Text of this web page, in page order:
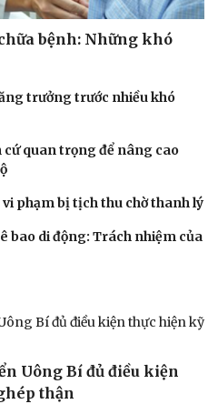
Giải trí
Sao Việt
bệnh: Những khó
trưởng trước nhiều khó
cứ quan trọng để nâng cao
phạm bị tịch thu chờ thanh lý
bao di động: Trách nhiệm của
Uông Bí đủ điều kiện
thận